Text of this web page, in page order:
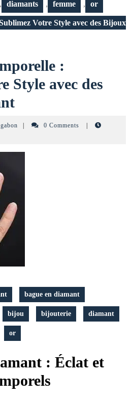
, diamants , femme , or
Votre Style avec des Bijoux
:
Style avec des
Élégance
Intemporelle
Sublimez
avec
Diamant
minesgabon0 Comments
bague en diamant
bijou bijouterie diamant
or
: Éclat et